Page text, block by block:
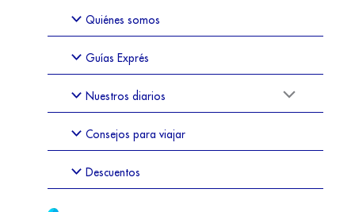
Quiénes somos
Guías Exprés
Nuestros diarios
Consejos para viajar
Descuentos